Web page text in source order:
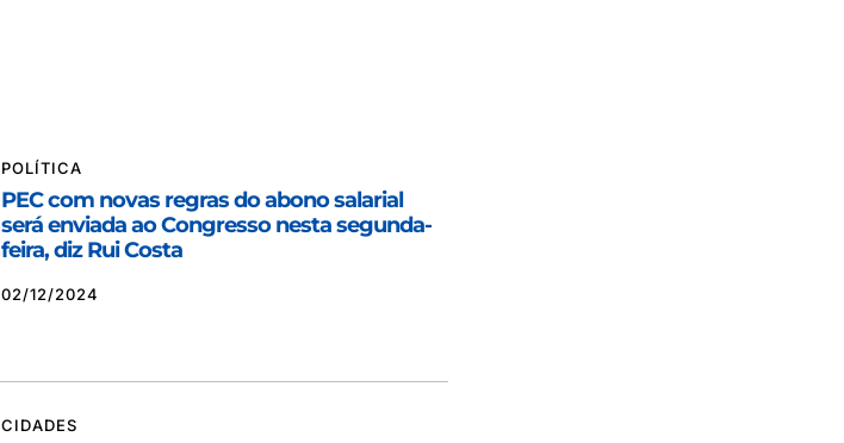
POLÍTICA
PEC com novas regras do abono salarial
será enviada ao Congresso nesta segunda-
feira, diz Rui Costa
02/12/2024
CIDADES